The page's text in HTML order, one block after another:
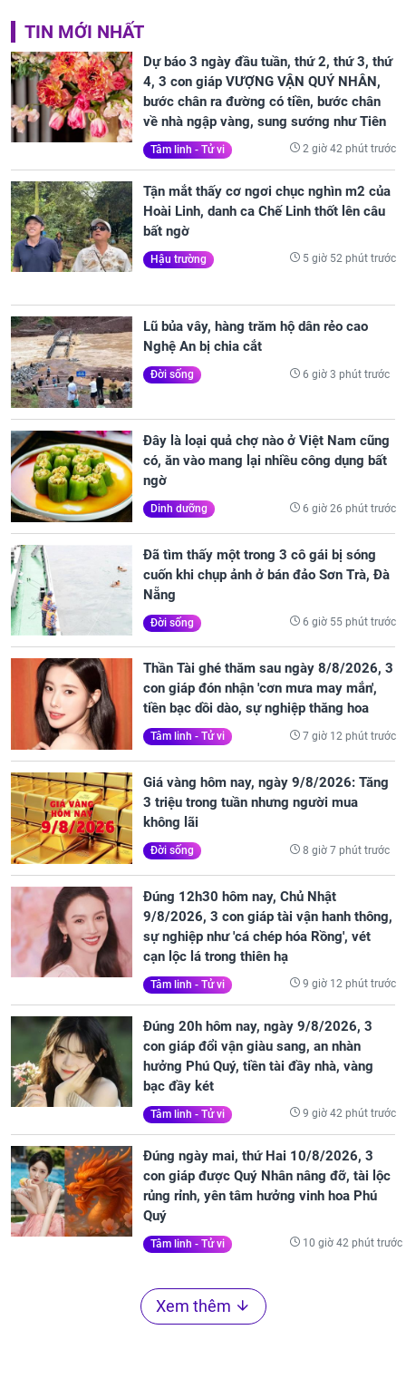
TIN MỚI NHẤT
Dự báo 3 ngày đầu tuần, thứ 2, thứ 3, thứ
4, 3 con giáp VƯỢNG VẬN QUÝ NHÂN,
bước chân ra đường có tiền, bước chân
về nhà ngập vàng, sung sướng như Tiên
Tâm linh - Tử vi 2 giờ 42 phút trước
Tận mắt thấy cơ ngơi chục nghìn m2 của
Hoài Linh, danh ca Chế Linh thốt lên câu
bất ngờ
Hậu trường 5 giờ 52 phút trước
Lũ bủa vây, hàng trăm hộ dân rẻo cao
Nghệ An bị chia cắt
Đời sống 6 giờ 3 phút trước
Đây là loại quả chợ nào ở Việt Nam cũng
có, ăn vào mang lại nhiều công dụng bất
ngờ
Dinh dưỡng 6 giờ 26 phút trước
Đã tìm thấy một trong 3 cô gái bị sóng
cuốn khi chụp ảnh ở bán đảo Sơn Trà, Đà
Nẵng
Đời sống 6 giờ 55 phút trước
Thần Tài ghé thăm sau ngày 8/8/2026, 3
con giáp đón nhận 'cơn mưa may mắn',
tiền bạc dồi dào, sự nghiệp thăng hoa
Tâm linh - Tử vi 7 giờ 12 phút trước
Giá vàng hôm nay, ngày 9/8/2026: Tăng
3 triệu trong tuần nhưng người mua
không lãi
Đời sống 8 giờ 7 phút trước
Đúng 12h30 hôm nay, Chủ Nhật
9/8/2026, 3 con giáp tài vận hanh thông,
sự nghiệp như 'cá chép hóa Rồng', vét
cạn lộc lá trong thiên hạ
Tâm linh - Tử vi 9 giờ 12 phút trước
Đúng 20h hôm nay, ngày 9/8/2026, 3
con giáp đổi vận giàu sang, an nhàn
hưởng Phú Quý, tiền tài đầy nhà, vàng
bạc đầy két
Tâm linh - Tử vi 9 giờ 42 phút trước
Đúng ngày mai, thứ Hai 10/8/2026, 3
con giáp được Quý Nhân nâng đỡ, tài lộc
rủng rỉnh, yên tâm hưởng vinh hoa Phú
Quý
Tâm linh - Tử vi 10 giờ 42 phút trước
Xem thêm